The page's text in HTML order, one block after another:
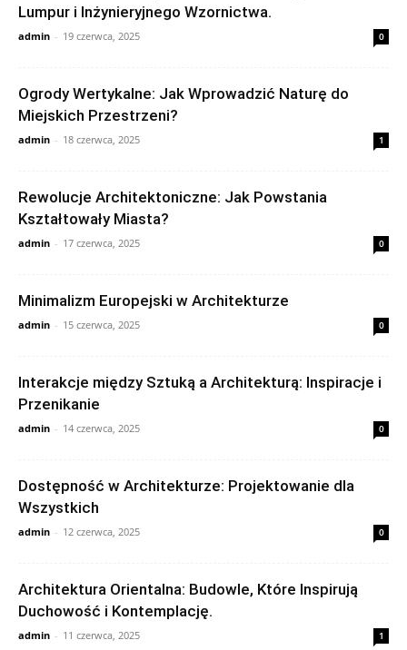
Lumpur i Inżynieryjnego Wzornictwa.
admin - 19 czerwca, 2025 0
Ogrody Wertykalne: Jak Wprowadzić Naturę do
Miejskich Przestrzeni?
admin - 18 czerwca, 2025 1
Rewolucje Architektoniczne: Jak Powstania
Kształtowały Miasta?
admin - 17 czerwca, 2025 0
Minimalizm Europejski w Architekturze
admin - 15 czerwca, 2025 0
Interakcje między Sztuką a Architekturą: Inspiracje i
Przenikanie
admin - 14 czerwca, 2025 0
Dostępność w Architekturze: Projektowanie dla
Wszystkich
admin - 12 czerwca, 2025 0
Architektura Orientalna: Budowle, Które Inspirują
Duchowość i Kontemplację.
admin - 11 czerwca, 2025 1